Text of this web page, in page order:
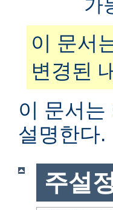
가
이 문서
변경된
이 문서
설명한다.
주설